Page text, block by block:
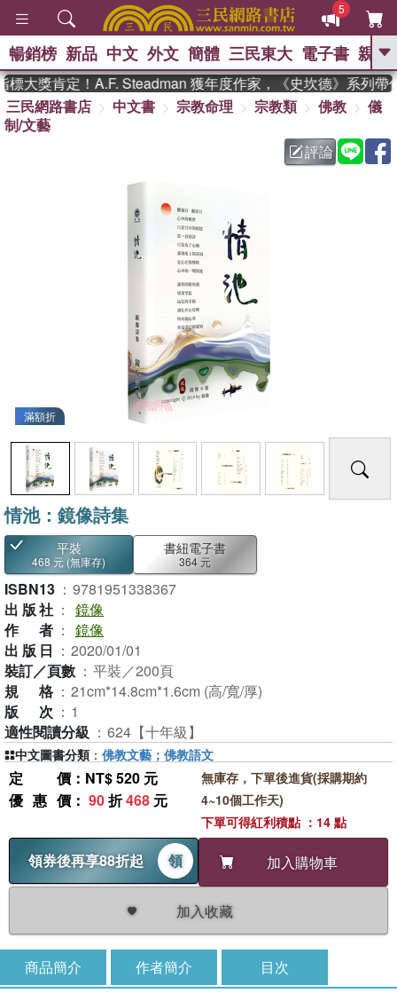
5
GO
熱搜： 東野圭吾 、 高希均教授回憶錄
暑期推薦 、 國際布克
方念華 、 台灣的李
暢銷榜 新品 中文 外文 簡體 三民東大 電子書 親子
大獎肯定！A.F. Steadman 獲年度作家，《史坎德》系列帶你
三民網路書店
中文書 宗教命理 宗教類 佛教
儀
制/文藝
評論
滿額折
情池：鏡像詩集
平裝
468 元 (無庫存)
書紐電子書
364 元
ISBN13 ： 9781951338367
出版社 ： 鏡像
作者 ： 鏡像
出版日 ： 2020/01/01
裝訂／頁數 ： 平裝／200頁
規格 ： 21cm*14.8cm*1.6cm (高/寬/厚)
版次 ： 1
適性閱讀分級 ： 624【十年級】
定價 ：NT$ 520 元
優惠價 ： 90折468 元
領券後再享88折起 領 加入購物車
加入收藏
無庫存，下單後進貨(採購期約
4~10個工作天)
下單可得紅利積點 ：14 點
中文圖書分類 ： 佛教文藝；佛教語文
商品簡介 作者簡介 目次